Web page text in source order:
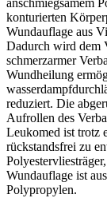
anschmiegsamem
konturierten
Wundauflage aus
Dadurch wird dem
schmerzarmer
Wundheilung
reduziert. Die
Aufrollen des
Leukomed ist trotz
rückstandsfrei zu
Wundauflage ist
Polypropylen.